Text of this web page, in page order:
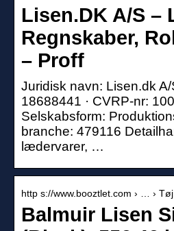
Lisen.DK A/S –
Regnskaber,
– Proff
Juridisk navn: Lisen.dk A/
18688441 · CVRP-nr:
Selskabsform:
branche: 479116
lædervarer, …
http s://www.booztlet.com › … ›
Balmuir Lisen